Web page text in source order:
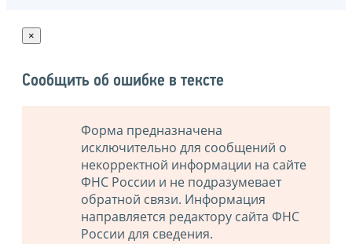
×
Сообщить об ошибке в тексте
Форма предназначена
исключительно для сообщений о
некорректной информации на сайте
ФНС России и не подразумевает
обратной связи. Информация
направляется редактору сайта ФНС
России для сведения.